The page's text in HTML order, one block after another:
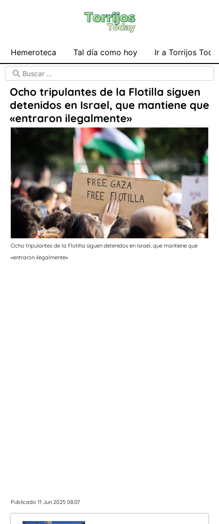
Hemeroteca Tal día como hoy Ir a Torrijos
Ocho tripulantes de la Flotilla siguen
detenidos en Israel, que mantiene que
«entraron ilegalmente»
Ocho tripulantes de la Flotilla siguen detenidos en Israel, que mantiene que
«entraron ilegalmente»
Publicado 11 Jun 2025 08:07